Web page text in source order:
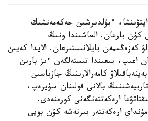
ءبۇلدىرشىن جەكەمەنشىك
كۇن بارعان. العاشىندا ونىڭ
كەزەڭىمەن بايلانىستىرعان. الايدا كەيىن
اعىپ، يىعىندا تىستەلگەن ءىز بارىن
كامەرالارىنىڭ جازباسىن
بالانى قولىنان سۇيرەپ،
ارەكەتتەنگەنى كورىنەدى.
ارەكەتتەر بىرنەشە كۇن بويى